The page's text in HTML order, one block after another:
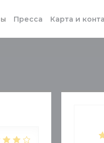
Пресса Карта и